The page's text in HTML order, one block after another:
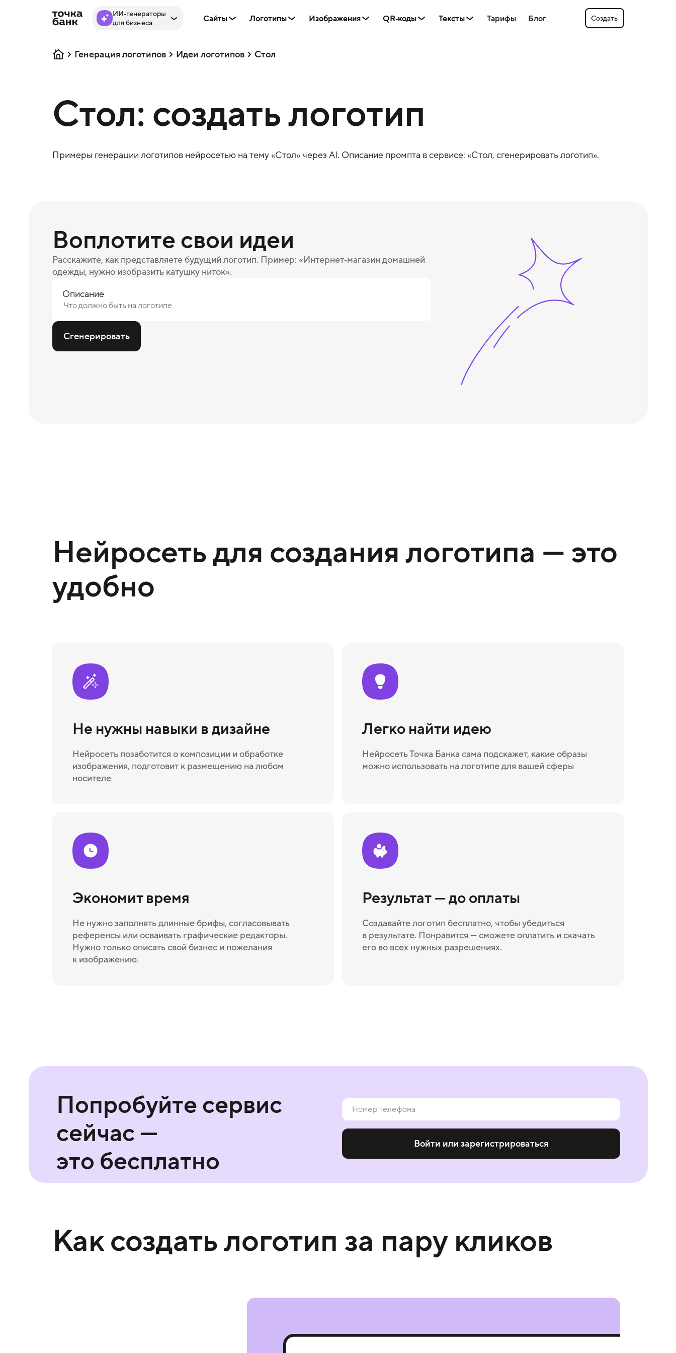
ИИ‑генераторы
для бизнеса
Сайты Логотипы Изображения QR‑коды Тексты Тарифы Блог Создать
Генерация логотипов Идеи логотипов Стол
Стол: создать логотип
Примеры генерации логотипов нейросетью на тему «Стол» через AI. Описание промпта в сервисе: «Стол, сгенерировать логотип».
Воплотите свои идеи
Расскажите, как представляете будущий логотип. Пример: «Интернет‑магазин домашней
одежды, нужно изобразить катушку ниток».
Описание
Сгенерировать
Нейросеть для создания логотипа — это
удобно
Не нужны навыки в дизайне
Нейросеть позаботится о композиции и обработке
изображения, подготовит к размещению на любом
носителе
Легко найти идею
Нейросеть Точка Банка сама подскажет, какие образы
можно использовать на логотипе для вашей сферы
Экономит время
Не нужно заполнять длинные брифы, согласовывать
референсы или осваивать графические редакторы.
Нужно только описать свой бизнес и пожелания
к изображению.
Результат — до оплаты
Создавайте логотип бесплатно, чтобы убедиться
в результате. Понравится — сможете оплатить и скачать
его во всех нужных разрешениях.
Попробуйте сервис
сейчас —
это бесплатно
Войти или зарегистрироваться
Как создать логотип за пару кликов